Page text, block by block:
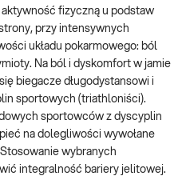
fizyczną u podstaw
przy intensywnych
układu pokarmowego: ból
Na ból i dyskomfort w jamie
biegacze długodystansowi i
sportowych (triathloniści).
sportowców z dyscyplin
na dolegliwości wywołane
wybranych
integralność bariery jelitowej.